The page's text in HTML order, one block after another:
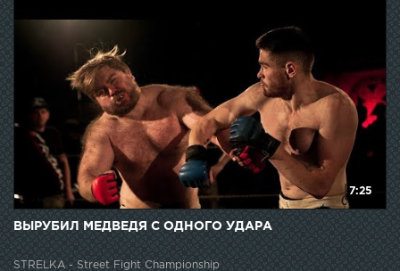
7:25
ВЫРУБИЛ МЕДВЕДЯ С ОДНОГО УДАРА
STRELKA - Street Fight Championship